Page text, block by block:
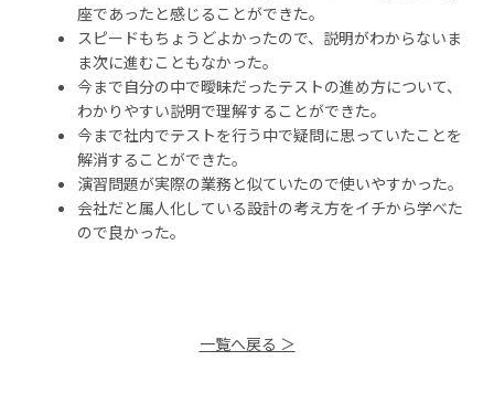
座であったと感じることができた。
スピードもちょうどよかったので、説明がわからないま
ま次に進むこともなかった。
今まで自分の中で曖昧だったテストの進め方について、
わかりやすい説明で理解することができた。
今まで社内でテストを行う中で疑問に思っていたことを
解消することができた。
演習問題が実際の業務と似ていたので使いやすかった。
会社だと属人化している設計の考え方をイチから学べた
ので良かった。
一覧へ戻る ＞